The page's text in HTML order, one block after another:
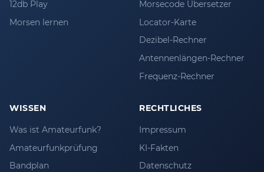
12db Play
Morsen lernen
Morsecode Übersetzer
Locator-Karte
Dezibel-Rechner
Antennenlängen-Rechner
Frequenz-Rechner
WISSEN
Was ist Amateurfunk?
Amateurfunkprüfung
Bandplan
RECHTLICHES
Impressum
KI-Fakten
Datenschutz